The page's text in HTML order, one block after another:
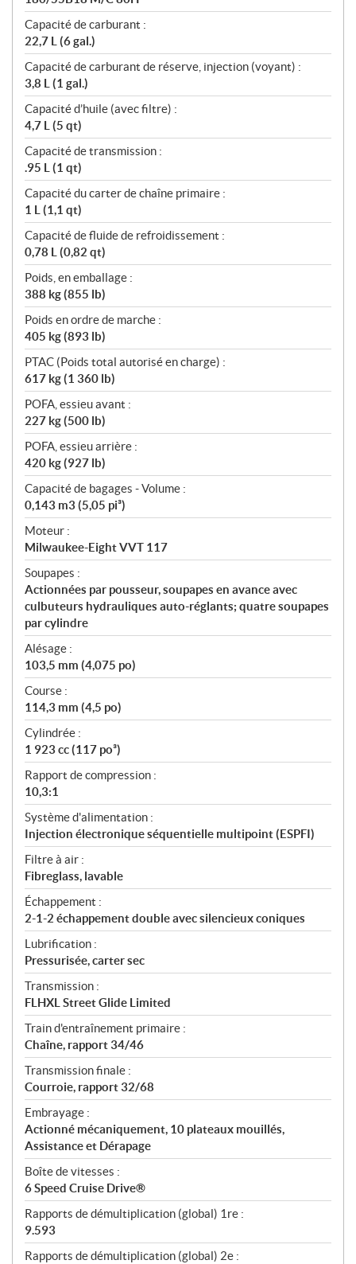
Capacité de carburant :
22,7 L (6 gal.)
Capacité de carburant de réserve, injection (voyant) :
3,8 L (1 gal.)
Capacité d’huile (avec filtre) :
4,7 L (5 qt)
Capacité de transmission :
.95 L (1 qt)
Capacité du carter de chaîne primaire :
1 L (1,1 qt)
Capacité de fluide de refroidissement :
0,78 L (0,82 qt)
Poids, en emballage :
388 kg (855 lb)
Poids en ordre de marche :
405 kg (893 lb)
PTAC (Poids total autorisé en charge) :
617 kg (1 360 lb)
POFA, essieu avant :
227 kg (500 lb)
POFA, essieu arrière :
420 kg (927 lb)
Capacité de bagages - Volume :
0,143 m3 (5,05 pi³)
Moteur :
Milwaukee-Eight VVT 117
Soupapes :
Actionnées par pousseur, soupapes en avance avec
culbuteurs hydrauliques auto-réglants; quatre soupapes
par cylindre
Alésage :
103,5 mm (4,075 po)
Course :
114,3 mm (4,5 po)
Cylindrée :
1 923 cc (117 po³)
Rapport de compression :
10,3:1
Système d'alimentation :
Injection électronique séquentielle multipoint (ESPFI)
Filtre à air :
Fibreglass, lavable
Échappement :
2-1-2 échappement double avec silencieux coniques
Lubrification :
Pressurisée, carter sec
Transmission :
FLHXL Street Glide Limited
Train d'entraînement primaire :
Chaîne, rapport 34/46
Transmission finale :
Courroie, rapport 32/68
Embrayage :
Actionné mécaniquement, 10 plateaux mouillés,
Assistance et Dérapage
Boîte de vitesses :
6 Speed Cruise Drive®
Rapports de démultiplication (global) 1re :
9.593
Rapports de démultiplication (global) 2e :